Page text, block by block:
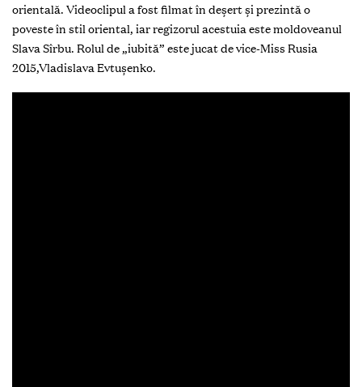
orientală. Videoclipul a fost filmat în deșert și prezintă o
poveste în stil oriental, iar regizorul acestuia este moldoveanul
Slava Sîrbu. Rolul de „iubită” este jucat de vice-Miss Rusia
2015,Vladislava Evtușenko.